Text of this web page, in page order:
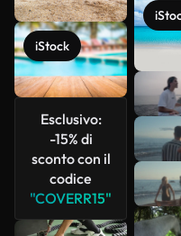
iStock
Esclusivo:
-15% di
sconto con il
codice
"COVERR15"